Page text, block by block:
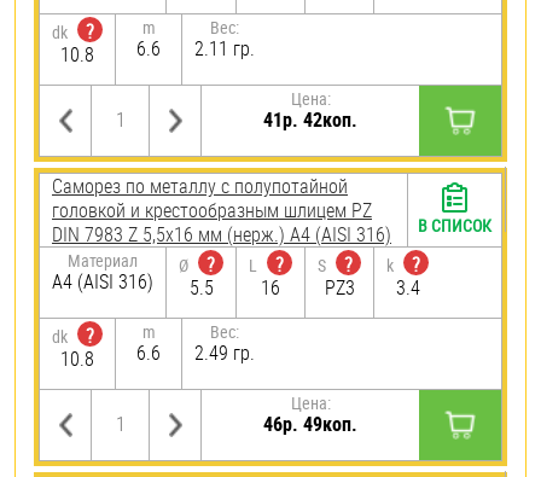
dk
?
10.8
m
6.6
Вес:
2.11 гр.
Цена:
41р. 42коп.
Саморез по металлу с полупотайной
головкой и крестообразным шлицем PZ
DIN 7983 Z 5,5х16 мм (нерж.) A4 (AISI 316)
Материал
A4 (AISI 316)
Ø
?
5.5
L
?
16
S
?
PZ3
k
?
3.4
dk
?
10.8
m
6.6
Вес:
2.49 гр.
Цена:
46р. 49коп.
В СПИСОК